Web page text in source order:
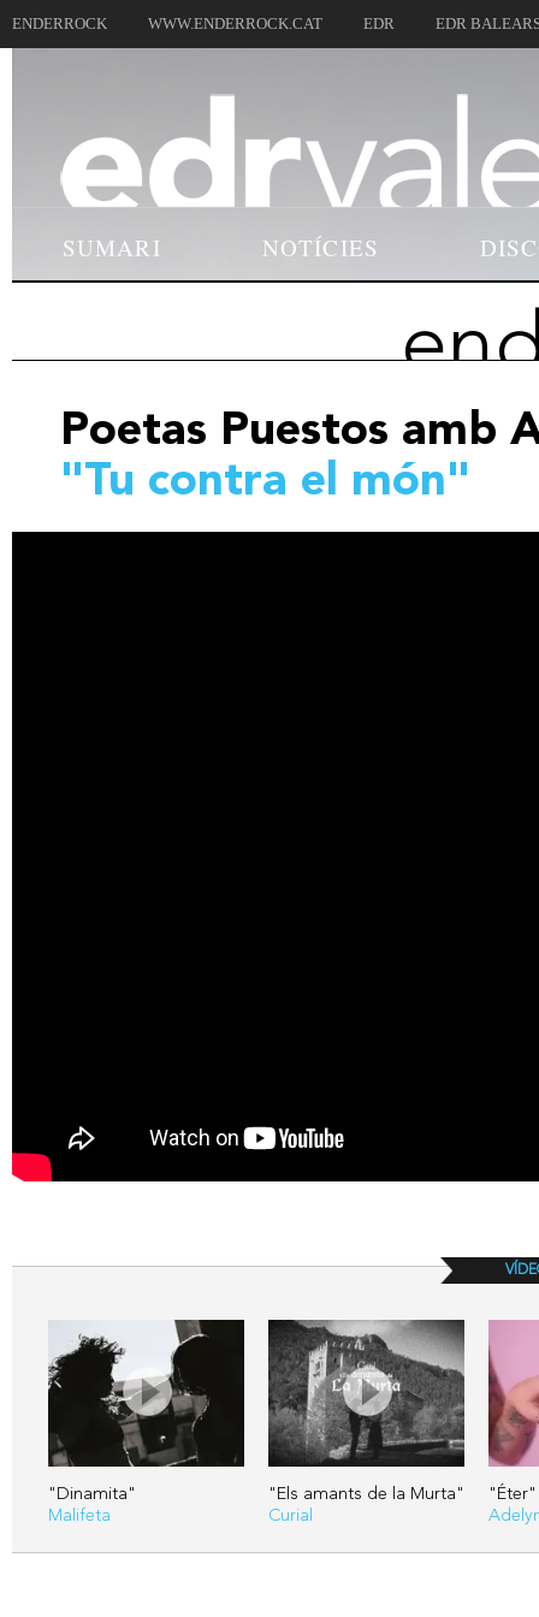
ENDERROCK WWW.ENDERROCK.CAT EDR EDR
SUMARI NOTÍCIES
Poetas Puestos amb
"Tu contra el món"
"Dinamita"
Malifeta
"Els amants de la Murta"
Curial
"Éter"